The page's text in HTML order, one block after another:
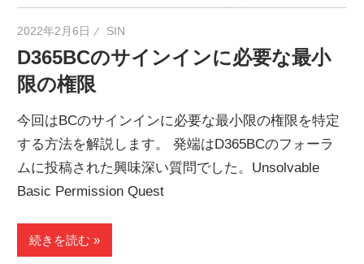
2022年2月6日 SIN
D365BCのサインインに必要な最小
限の権限
今回はBCのサインインに必要な最小限の権限を特定
する方法を解説します。 発端はD365BCのフォーラ
ムに投稿された興味深い質問でした。Unsolvable
Basic Permission Quest
続きを読む